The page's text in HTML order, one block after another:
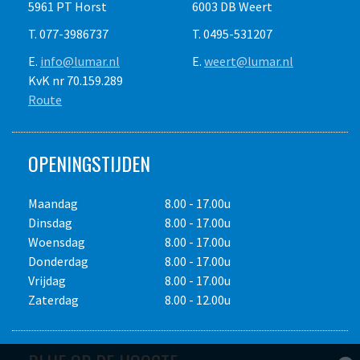
De sluithaak aan de bovenzijde dient te worden verbonden
met een verankeringspunt en het andere uiteinde dient te
worden verbonden aan een bevestigingspunt van een harnas
(exclusief). Het verankeringspunt van het apparaat moet
zich boven de gebruiker bevinden en conform de norm EN
Lengte staalkabel
Belastbaat verticaal gebruikmax. 140 kg.
Geschikt voor
1 persoon
Aanslagpunt draaibaar
360°
Gewicht
4.2 kg.
Transportafmetingen LxBxH41 x 25 x 9.5 cm.
Alle bedragen zijn in euro's en exclusief transport, e.v.t.
eigen risico. Het is de verplichting van de
huurder/gebruiker de vereiste P.B.M. te dragen. Overige
voorwaarden op aanvraag.
5961 PT Horst
T. 077-3986737
E. info@lumar.nl
6003 DB Weert
T. 0495-531207
E. weert@lumar.nl
KvK nr 70.159.289
Route
OPENINGSTIJDEN
Maandag
Dinsdag
Woensdag
Donderdag
Vrijdag
Zaterdag
8.00 - 17.00u
8.00 - 17.00u
8.00 - 17.00u
8.00 - 17.00u
8.00 - 17.00u
8.00 - 12.00u